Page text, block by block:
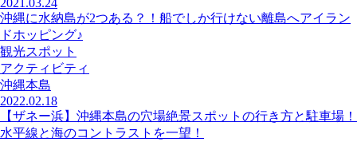
2021.03.24
沖縄に水納島が2つある？！船でしか行けない離島へアイラン
ドホッピング♪
観光スポット
アクティビティ
沖縄本島
2022.02.18
【ザネー浜】沖縄本島の穴場絶景スポットの行き方と駐車場！
水平線と海のコントラストを一望！